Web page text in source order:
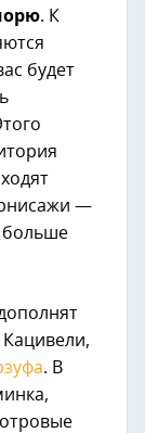
. К
будет
—
больше
Кацивели,
. В